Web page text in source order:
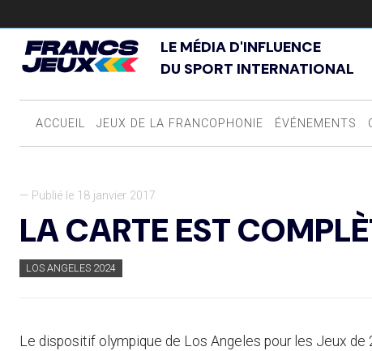
LE MÉDIA D'INFLUENCE
DU SPORT INTERNATIONAL
ACCUEIL JEUX DE LA FRANCOPHONIE ÉVÉNEMENTS
— Publié le 18 janvier 2017
LA CARTE EST
LOS ANGELES 2024
Le dispositif olympique de Los Angeles pour les Jeux